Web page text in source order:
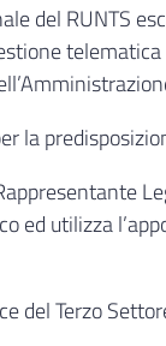
del RUNTS
la
ed utilizza
del Terzo